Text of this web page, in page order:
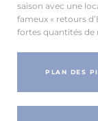
saison avec une
fameux « retours
fortes quantités de
PLAN DES